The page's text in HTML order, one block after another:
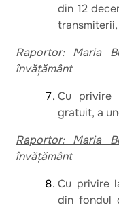
din 12
Raportor: Maria
învățământ
Cu privire
gratuit, a
Raportor: Maria
învățământ
Cu privire
din fondul